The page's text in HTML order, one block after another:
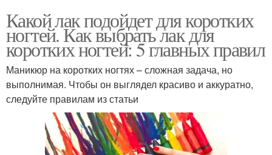
Какой лак подойдет для коротких
ногтей. Как выбрать лак для
коротких ногтей: 5 главных правил
Маникюр на коротких ногтях – сложная задача, но
выполнимая. Чтобы он выглядел красиво и аккуратно,
следуйте правилам из статьи